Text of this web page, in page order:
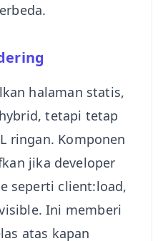
halaman statis,
tetapi tetap
ringan. Komponen
jika developer
seperti client:load,
Ini memberi
atas kapan